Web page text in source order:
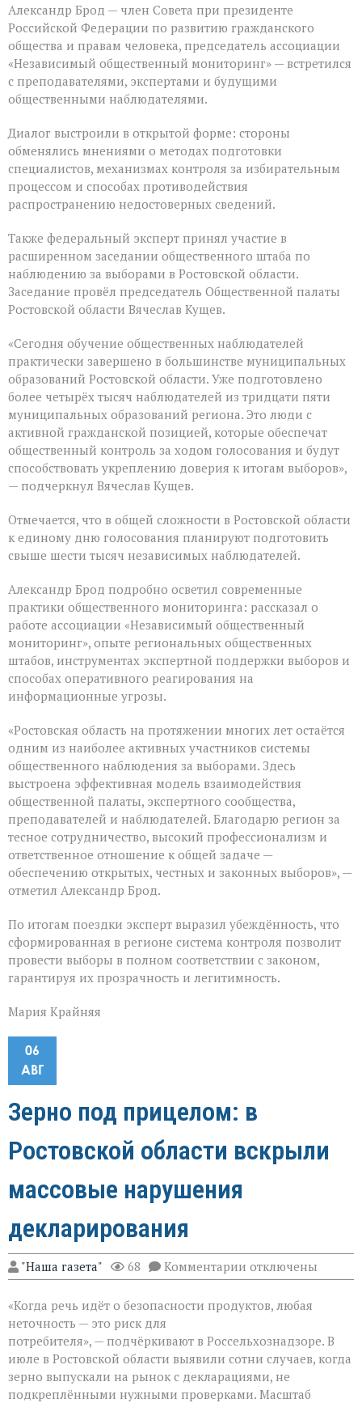
Александр Брод — член Совета при президенте
Российской Федерации по развитию гражданского
общества и правам человека, председатель ассоциации
«Независимый общественный мониторинг» — встретился
с преподавателями, экспертами и будущими
общественными наблюдателями.
Диалог выстроили в открытой форме: стороны
обменялись мнениями о методах подготовки
специалистов, механизмах контроля за избирательным
процессом и способах противодействия
распространению недостоверных сведений.
Также федеральный эксперт принял участие в
расширенном заседании общественного штаба по
наблюдению за выборами в Ростовской области.
Заседание провёл председатель Общественной палаты
Ростовской области Вячеслав Кущев.
«Сегодня обучение общественных наблюдателей
практически завершено в большинстве муниципальных
образований Ростовской области. Уже подготовлено
более четырёх тысяч наблюдателей из тридцати пяти
муниципальных образований региона. Это люди с
активной гражданской позицией, которые обеспечат
общественный контроль за ходом голосования и будут
способствовать укреплению доверия к итогам выборов»,
— подчеркнул Вячеслав Кущев.
Отмечается, что в общей сложности в Ростовской области
к единому дню голосования планируют подготовить
свыше шести тысяч независимых наблюдателей.
Александр Брод подробно осветил современные
практики общественного мониторинга: рассказал о
работе ассоциации «Независимый общественный
мониторинг», опыте региональных общественных
штабов, инструментах экспертной поддержки выборов и
способах оперативного реагирования на
информационные угрозы.
«Ростовская область на протяжении многих лет остаётся
одним из наиболее активных участников системы
общественного наблюдения за выборами. Здесь
выстроена эффективная модель взаимодействия
общественной палаты, экспертного сообщества,
преподавателей и наблюдателей. Благодарю регион за
тесное сотрудничество, высокий профессионализм и
ответственное отношение к общей задаче —
обеспечению открытых, честных и законных выборов», —
отметил Александр Брод.
По итогам поездки эксперт выразил убеждённость, что
сформированная в регионе система контроля позволит
провести выборы в полном соответствии с законом,
гарантируя их прозрачность и легитимность.
Мария Крайняя
06
АВГ
Зерно под прицелом: в
Ростовской области вскрыли
массовые нарушения
декларирования
"Наша газета" 68 Комментарии к
записи
под
Ростовской
области
вскрыли
массовые
отключены
«Когда речь идёт о безопасности продуктов, любая
неточность — это риск для
потребителя», — подчёркивают в Россельхознадзоре. В
июле в Ростовской области выявили сотни случаев, когда
зерно выпускали на рынок с декларациями, не
подкреплёнными нужными проверками. Масштаб